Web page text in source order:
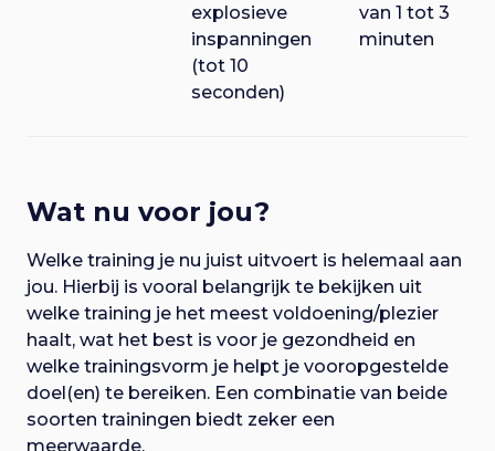
explosieve
inspanningen
(tot 10
seconden)
van 1 tot 3
minuten
Wat nu voor jou?
Welke training je nu juist uitvoert is helemaal aan
jou. Hierbij is vooral belangrijk te bekijken uit
welke training je het meest voldoening/plezier
haalt, wat het best is voor je gezondheid en
welke trainingsvorm je helpt je vooropgestelde
doel(en) te bereiken. Een combinatie van beide
soorten trainingen biedt zeker een
meerwaarde.